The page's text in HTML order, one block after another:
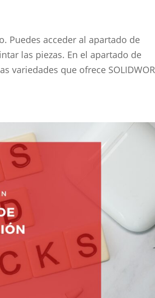
Puedes acceder al apartado de
las piezas. En el apartado de
variedades que ofrece